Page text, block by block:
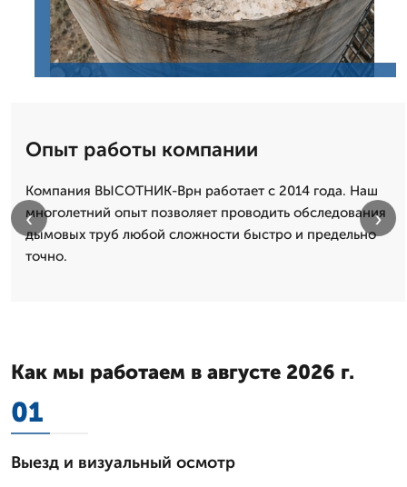
Опыт работы компании
Компания ВЫСОТНИК-Врн работает с 2014 года. Наш
многолетний опыт позволяет проводить обследования
дымовых труб любой сложности быстро и предельно
точно.
‹ ›
Как мы работаем в августе 2026 г.
01
Выезд и визуальный осмотр